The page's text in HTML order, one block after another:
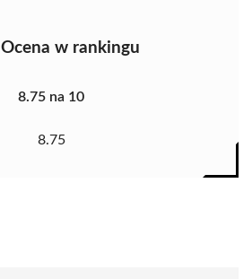
Ocena w rankingu
8.75 na 10
8.75